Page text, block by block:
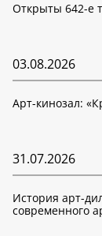
Открыты 642-е
03.08.2026
Арт-кинозал:
31.07.2026
История арт-
современного